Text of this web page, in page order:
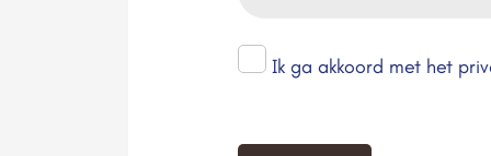
Ik ga akkoord met het